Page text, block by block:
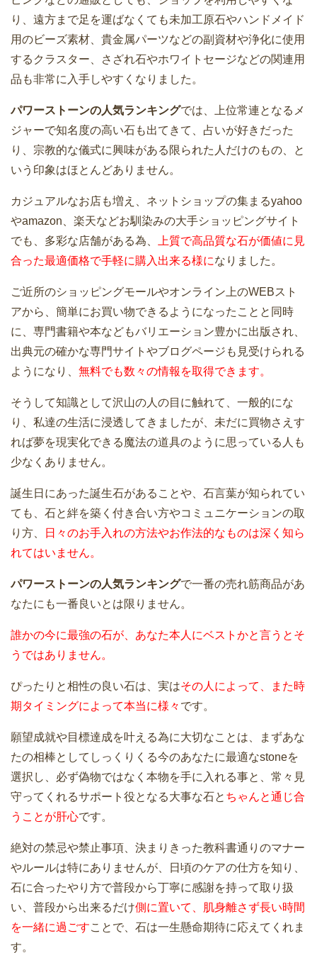
り、遠方まで足を運ばなくても未加工原石やハンドメイド
用のビーズ素材、貴金属パーツなどの副資材や浄化に使用
するクラスター、さざれ石やホワイトセージなどの関連用
品も非常に入手しやすくなりました。
パワーストーンの人気ランキングでは、上位常連となるメ
ジャーで知名度の高い石も出てきて、占いが好きだった
り、宗教的な儀式に興味がある限られた人だけのもの、と
いう印象はほとんどありません。
カジュアルなお店も増え、ネットショップの集まるyahoo
やamazon、楽天などお馴染みの大手ショッピングサイト
でも、多彩な店舗がある為、
上質で高品質な石が価値に見
合った最適価格で手軽に購入出来る様になりました。
ご近所のショッピングモールやオンライン上のWEBスト
アから、簡単にお買い物できるようになったことと同時
に、専門書籍や本などもバリエーション豊かに出版され、
出典元の確かな専門サイトやブログページも見受けられる
ようになり、 無料でも数々の情報を取得できます。
そうして知識として沢山の人の目に触れて、一般的にな
り、私達の生活に浸透してきましたが、未だに買物さえす
れば夢を現実化できる魔法の道具のように思っている人も
少なくありません。
誕生日にあった誕生石があることや、石言葉が知られてい
ても、石と絆を築く付き合い方やコミュニケーションの取
り方、
日々のお手入れの方法やお作法的なものは深く知ら
れてはいません。
パワーストーンの人気ランキングで一番の売れ筋商品があ
なたにも一番良いとは限りません。
誰かの今に最強の石が、あなた本人にベストかと言うとそ
うではありません。
ぴったりと相性の良い石は、実はその人によって、また時
期タイミングによって本当に様々 です。
願望成就や目標達成を叶える為に大切なことは、まずあな
たの相棒としてしっくりくる今のあなたに最適なstoneを
選択し、必ず偽物ではなく本物を手に入れる事と、常々見
守ってくれるサポート役となる大事な石と ちゃんと通じ合
うことが肝心です。
絶対の禁忌や禁止事項、決まりきった教科書通りのマナー
やルールは特にありませんが、日頃のケアの仕方を知り、
石に合ったやり方で普段から丁寧に感謝を持って取り扱
い、普段から出来るだけ側に置いて、肌身離さず長い時間
を一緒に過ごすことで、石は一生懸命期待に応えてくれま
す。